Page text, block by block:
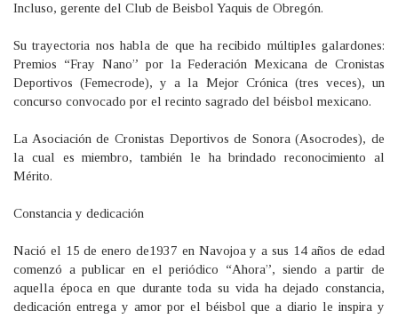
Incluso, gerente del Club de Beisbol Yaquis de Obregón.
Su trayectoria nos habla de que ha recibido múltiples galardones:
Premios “Fray Nano” por la Federación Mexicana de Cronistas
Deportivos (Femecrode), y a la Mejor Crónica (tres veces), un
concurso convocado por el recinto sagrado del béisbol mexicano.
La Asociación de Cronistas Deportivos de Sonora (Asocrodes), de
la cual es miembro, también le ha brindado reconocimiento al
Mérito.
Constancia y dedicación
Nació el 15 de enero de1937 en Navojoa y a sus 14 años de edad
comenzó a publicar en el periódico “Ahora”, siendo a partir de
aquella época en que durante toda su vida ha dejado constancia,
dedicación entrega y amor por el béisbol que a diario le inspira y